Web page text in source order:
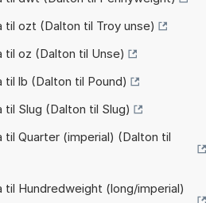
til ozt (Dalton til Troy unse)
til oz (Dalton til Unse)
til lb (Dalton til Pound)
til Slug (Dalton til Slug)
til Quarter (imperial) (Dalton til
til Hundredweight (long/imperial)